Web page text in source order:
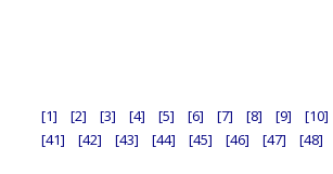
[1] [2] [3] [4] [5] [6] [7] [8] [9] [10]
[41]
[42] [43] [44] [45] [46] [47] [48]